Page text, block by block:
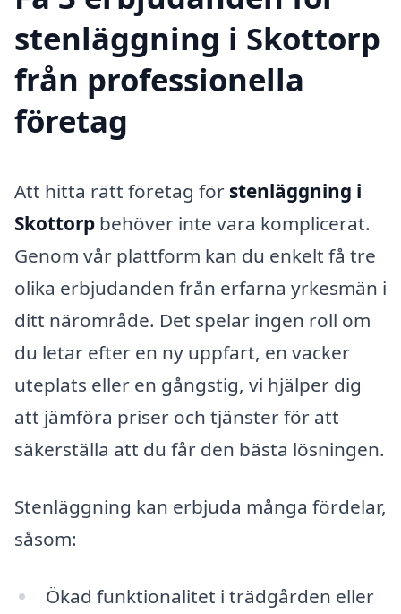
stenläggning i Skottorp
från professionella
företag
Att hitta rätt företag för stenläggning i
Skottorp behöver inte vara komplicerat.
Genom vår plattform kan du enkelt få tre
olika erbjudanden från erfarna yrkesmän i
ditt närområde. Det spelar ingen roll om
du letar efter en ny uppfart, en vacker
uteplats eller en gångstig, vi hjälper dig
att jämföra priser och tjänster för att
säkerställa att du får den bästa lösningen.
Stenläggning kan erbjuda många fördelar,
såsom:
Ökad funktionalitet i trädgården eller